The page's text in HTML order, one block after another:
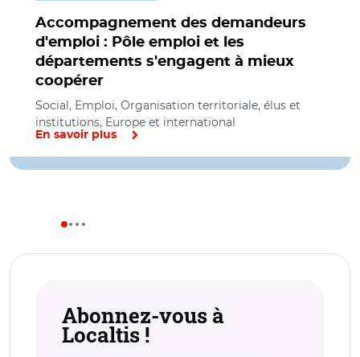
Accompagnement des demandeurs
d'emploi : Pôle emploi et les
départements s'engagent à mieux
coopérer
Social, Emploi, Organisation territoriale, élus et
institutions, Europe et international
En savoir plus
Abonnez-vous à
Localtis !